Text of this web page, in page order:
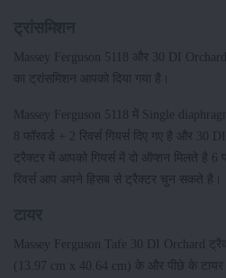
Massey Ferguson 5118 और 30 DI
का ट्रांसमिशन आपको दिया गया है।
Massey Ferguson 5118 में Single
8 फॉरवर्ड + 2 रिवर्स गियर्स दिए गए है और
ट्रैक्टर में आपको गियर्स में दो ऑप्शन मिलते है 6
रिवर्स आप अपने हिसब से ट्रैक्टर चुन सकते है।
Massey Ferguson Tafe 30 DI Orchard
(13.97 cm x 40.64 cm) के और पीछे के टायर